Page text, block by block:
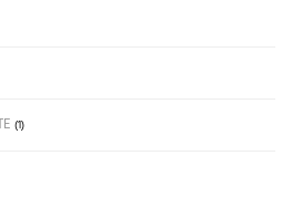
(1)